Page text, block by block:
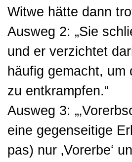
Witwe hätte dann
Ausweg 2: „Sie
und er verzichtet
häufig gemacht,
zu entkrampfen.“
Ausweg 3:
eine gegenseitige
pas) nur ‚Vorerbe‘